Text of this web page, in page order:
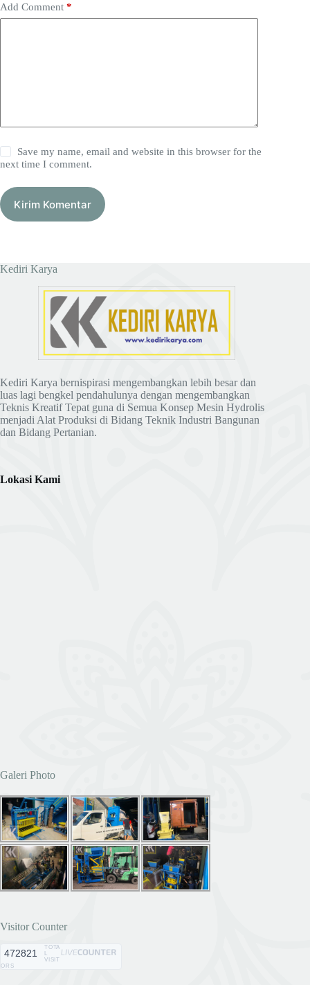
Add Comment *
Save my name, email and website in this browser for the
next time I comment.
Kirim Komentar
Kediri Karya
Kediri Karya bernispirasi mengembangkan lebih besar dan
luas lagi bengkel pendahulunya dengan mengembangkan
Teknis Kreatif Tepat guna di Semua Konsep Mesin Hydrolis
menjadi Alat Produksi di Bidang Teknik Industri Bangunan
dan Bidang Pertanian.
Lokasi Kami
Galeri Photo
Visitor Counter
472821
TOTA
VISIT
ORS